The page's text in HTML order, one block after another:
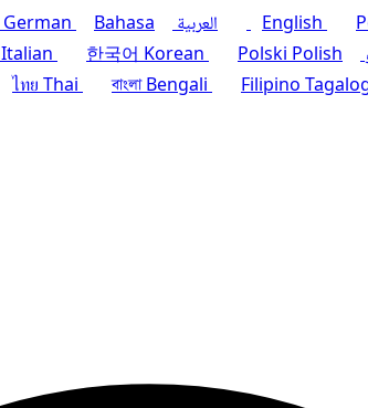
English العربية German
Bahasa
Italian 한국어Korean PolskiPolish
ไทยThai বাংলাBengali Filipino